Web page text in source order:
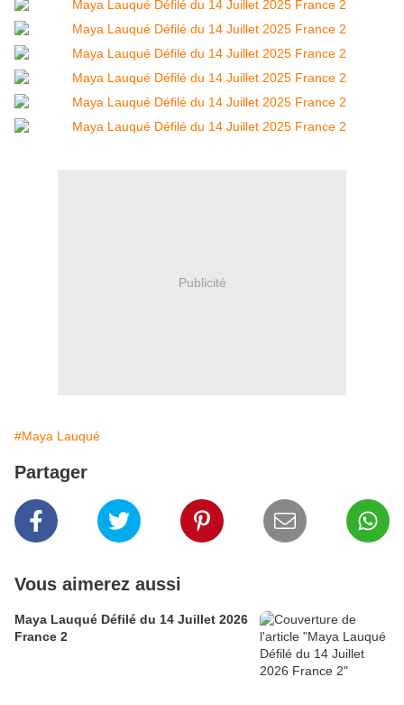
Publicité
#Maya Lauqué
Partager
Vous aimerez aussi
Maya Lauqué Défilé du 14 Juillet 2026
France 2